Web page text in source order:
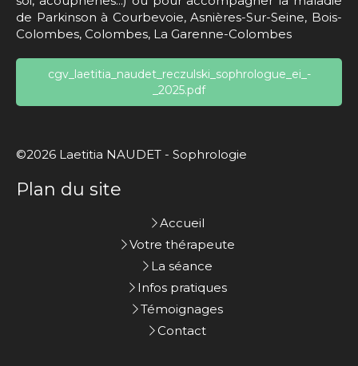
de Parkinson à Courbevoie, Asnières-Sur-Seine, Bois-
Colombes, Colombes, La Garenne-Colombes
cgv_laetitia_naudet_reczulski_sophrologue_ei_-
_2025.pdf
©2026 Laetitia NAUDET - Sophrologie
Plan du site
Accueil
Votre thérapeute
La séance
Infos pratiques
Témoignages
Contact